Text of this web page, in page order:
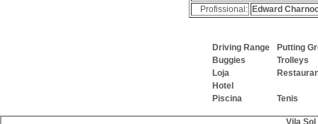
Profissional: Edward
Driving Range
Putting
Buggies
Trolleys
Loja
Hotel
Piscina
Tenis